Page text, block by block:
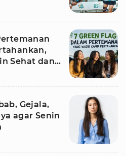
Sehat dan
Gejala,
agar Senin